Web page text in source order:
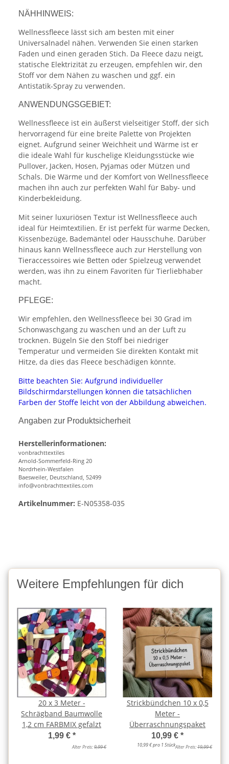
NÄHHINWEIS:
Wellnessfleece lässt sich am besten mit einer
Universalnadel nähen. Verwenden Sie einen starken
Faden und einen geraden Stich. Da Fleece dazu neigt,
statische Elektrizität zu erzeugen, empfehlen wir, den
Stoff vor dem Nähen zu waschen und ggf. ein
Antistatik-Spray zu verwenden.
ANWENDUNGSGEBIET:
Wellnessfleece ist ein äußerst vielseitiger Stoff, der sich
hervorragend für eine breite Palette von Projekten
eignet. Aufgrund seiner Weichheit und Wärme ist er
die ideale Wahl für kuschelige Kleidungsstücke wie
Pullover, Jacken, Hosen, Pyjamas oder Mützen und
Schals. Die Wärme und der Komfort von Wellnessfleece
machen ihn auch zur perfekten Wahl für Baby- und
Kinderbekleidung.
Mit seiner luxuriösen Textur ist Wellnessfleece auch
ideal für Heimtextilien. Er ist perfekt für warme Decken,
Kissenbezüge, Bademäntel oder Hausschuhe. Darüber
hinaus kann Wellnessfleece auch zur Herstellung von
Tieraccessoires wie Betten oder Spielzeug verwendet
werden, was ihn zu einem Favoriten für Tierliebhaber
macht.
PFLEGE:
Wir empfehlen, den Wellnessfleece bei 30 Grad im
Schonwaschgang zu waschen und an der Luft zu
trocknen. Bügeln Sie den Stoff bei niedriger
Temperatur und vermeiden Sie direkten Kontakt mit
Hitze, da dies das Fleece beschädigen könnte.
Bitte beachten Sie: Aufgrund individueller
Bildschirmdarstellungen können die tatsächlichen
Farben der Stoffe leicht von der Abbildung abweichen.
Angaben zur Produktsicherheit
Herstellerinformationen:
vonbrachttextiles
Arnold-Sommerfeld-Ring 20
Nordrhein-Westfalen
Baesweiler, Deutschland, 52499
info@vonbrachttextiles.com
Artikelnummer: E-N05358-035
Weitere Empfehlungen für dich
20 x 3 Meter -
Schrägband Baumwolle
1,2 cm FARBMIX gefalzt
1,99 € *
Alter Preis:9,99 €
Strickbündchen 10 x 0,5
Meter -
Überraschnungspaket
10,99 € *
10,99 € pro 1 StückAlter Preis:19,99 €